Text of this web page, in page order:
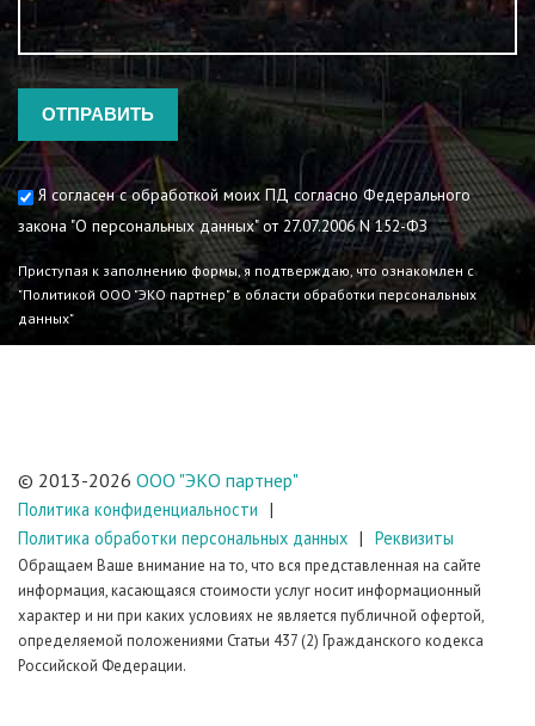
Согласие на обработку
Я согласен с обработкой моих ПД согласно Федерального
закона "О персональных данных" от 27.07.2006 N 152-ФЗ
Приступая к заполнению формы, я подтверждаю, что ознакомлен с
"Политикой ООО "ЭКО партнер" в области обработки персональных
данных"
© 2013-2026 ООО "ЭКО партнер"
Политика конфиденциальности
Политика обработки персональных данных
Реквизиты
Обращаем Ваше внимание на то, что вся представленная на сайте
информация, касающаяся стоимости услуг носит информационный
характер и ни при каких условиях не является публичной офертой,
определяемой положениями Статьи 437 (2) Гражданского кодекса
Российской Федерации.